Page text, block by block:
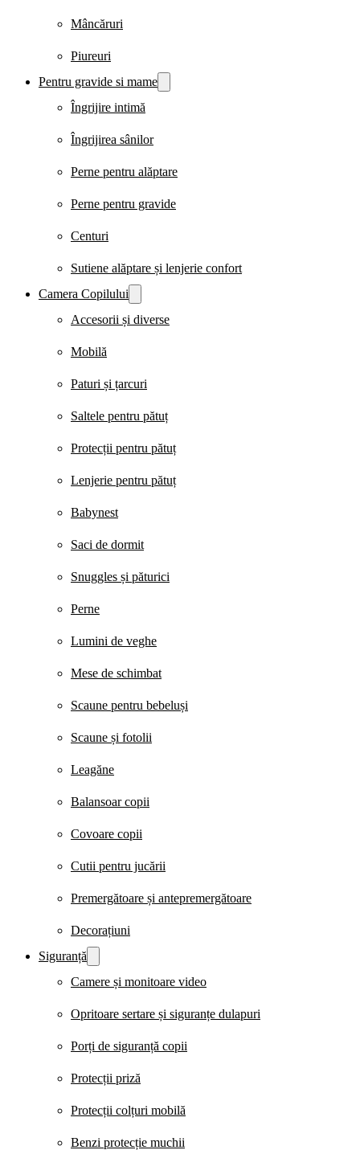
Mâncăruri
Piureuri
Pentru gravide si mame
Îngrijire intimă
Îngrijirea sânilor
Perne pentru alăptare
Perne pentru gravide
Centuri
Sutiene alăptare și lenjerie confort
Camera Copilului
Accesorii și diverse
Mobilă
Paturi și țarcuri
Saltele pentru pătuț
Protecții pentru pătuț
Lenjerie pentru pătuț
Babynest
Saci de dormit
Snuggles și păturici
Perne
Lumini de veghe
Mese de schimbat
Scaune pentru bebeluși
Scaune și fotolii
Leagăne
Balansoar copii
Covoare copii
Cutii pentru jucării
Premergătoare și antepremergătoare
Decorațiuni
Siguranță
Camere și monitoare video
Opritoare sertare și siguranțe dulapuri
Porți de siguranță copii
Protecții priză
Protecții colțuri mobilă
Benzi protecție muchii